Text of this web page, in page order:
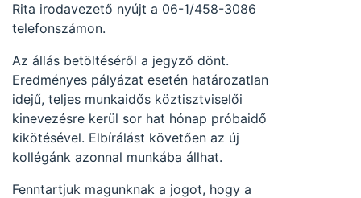
Rita irodavezető nyújt a 06-1/458-3086
telefonszámon.
Az állás betöltéséről a jegyző dönt.
Eredményes pályázat esetén határozatlan
idejű, teljes munkaidős köztisztviselői
kinevezésre kerül sor hat hónap próbaidő
kikötésével. Elbírálást követően az új
kollégánk azonnal munkába állhat.
Fenntartjuk magunknak a jogot, hogy a